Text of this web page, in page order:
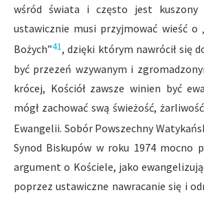
wśród świata i często jest kuszony
ustawicznie musi przyjmować wieść o
Bożych”41, dzięki którym nawrócił się
być przezeń wzywanym i
krócej, Kościół zawsze winien być
mógł zachować swą świeżość,
Ewangelii. Sobór Powszechny
Synod Biskupów w roku 1974 mocno
argument o Kościele, jako
poprzez ustawiczne nawracanie się i